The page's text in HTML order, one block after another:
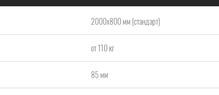
2000x800 мм (стандарт)
от 110 кг
85 мм